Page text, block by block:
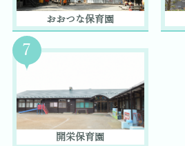
おおつな保育園
7
開栄保育園